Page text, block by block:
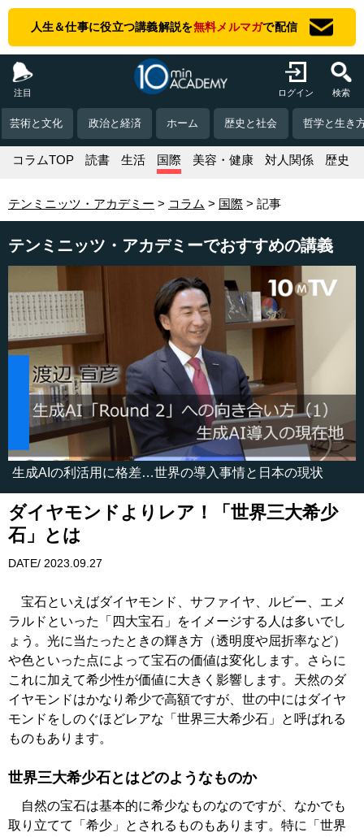
人生＆仕事に役立つ講義解説を無料メルマガで配信
注目 ログイン 検索
芸術と文化 政治と経済 ホーム 歴史と社会 哲学と生き
コラムTOP 読書 生活 国際 美容・健康 対人関係 歴史
テンミニッツ・アカデミー コラム 国際 記事
テンミニッツ・アカデミーでおすすめの講義
生成AIの利活用に格差…世界の導入事情と日本の現状
ダイヤモンドよりレア！「世界三大希少
石」とは
DATE/ 2023.09.27
宝石といえばダイヤモンド、サファイヤ、ルビー、エメ
ラルドといった「四大宝石」をイメージする人は多いでし
ょう。光に当たったときの輝き方（透明度や屈折率など）
や色といった点によって宝石の価値は変化します。さらに
これに加えて希少性が価値に大きく影響します。天然のダ
イヤモンドはかなり希少で高額ですが、世の中にはダイヤ
モンドをしのぐほどレアな「世界三大希少石」と呼ばれる
ものもあります。
世界三大希少石とはどのようなものか
自然の宝石は基本的に希少なものなのですが、なかでも
取り立てて「希少」とされるものもあります。特に「世界